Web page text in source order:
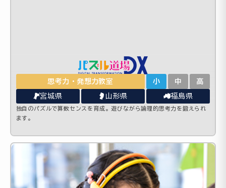
思考力・発想力教室 小 中 高
宮城県 山形県 福島県
独自のパズルで算数センスを育成。遊びながら論理的思考力を鍛えられ
ます。